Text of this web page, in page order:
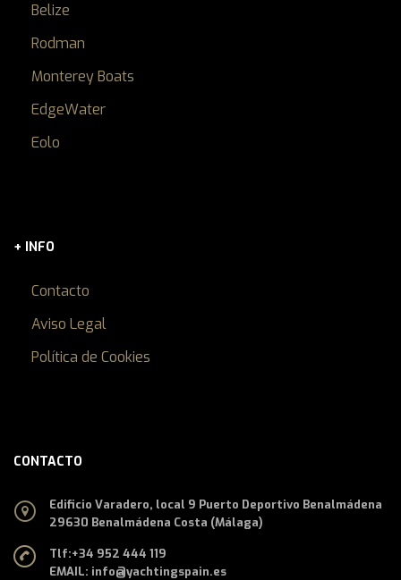
Belize
Rodman
Monterey Boats
EdgeWater
Eolo
+ INFO
Contacto
Aviso Legal
Política de Cookies
CONTACTO
Edificio Varadero, local 9 Puerto Deportivo Benalmádena
29630 Benalmádena Costa (Málaga)
Tlf:+34 952 444 119
EMAIL: info@yachtingspain.es